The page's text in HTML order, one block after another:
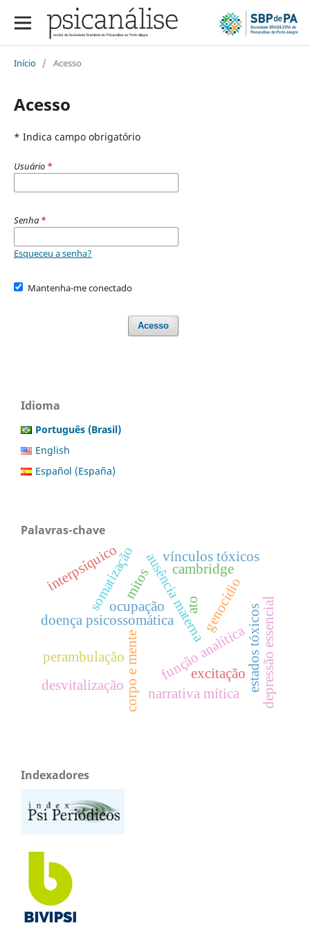
Início / Acesso
Acesso
* Indica campo obrigatório
Usuário *
Senha *
Esqueceu a senha?
Mantenha-me conectado
Acesso
Idioma
Português (Brasil)
English
Español (España)
Palavras-chave
função analítica
doença psicossomática
corpo e mente
ausência materna
estados tóxicosdepressão essencial
somatização genocídio
ato
narrativa mítica
perambulação
ocupação
cambridge
interpsíquico mitos
excitação
vínculos tóxicos
desvitalização
Indexadores